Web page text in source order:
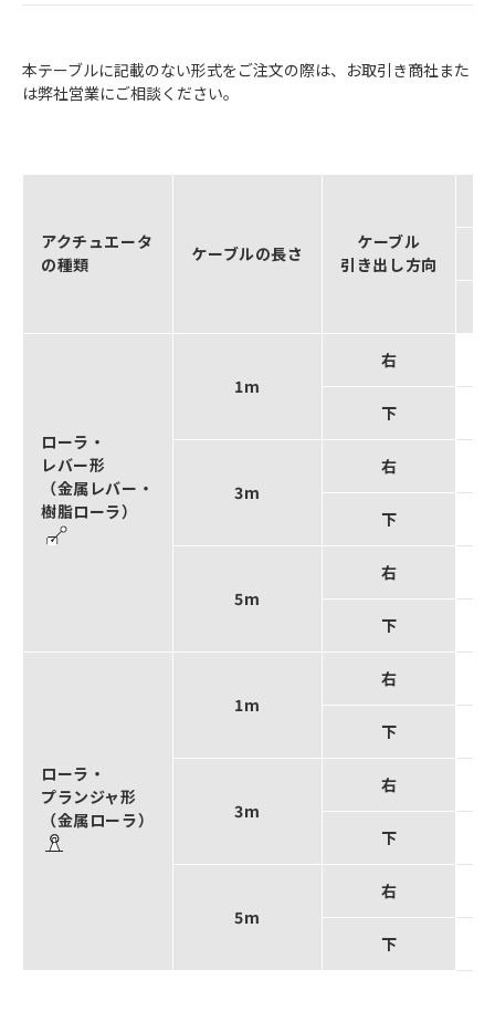
本テーブルに記載のない形式をご注文の際は、お取引き商社また
は弊社営業にご相談ください。
アクチュエータ
の種類
ケーブルの長さ
ケーブル
引き出し方向
ローラ・
レバー形
（金属レバー・
樹脂ローラ）
1m
右
下
3m
右
下
5m
右
下
ローラ・
プランジャ形
（金属ローラ）
1m
右
下
3m
右
下
5m
右
下